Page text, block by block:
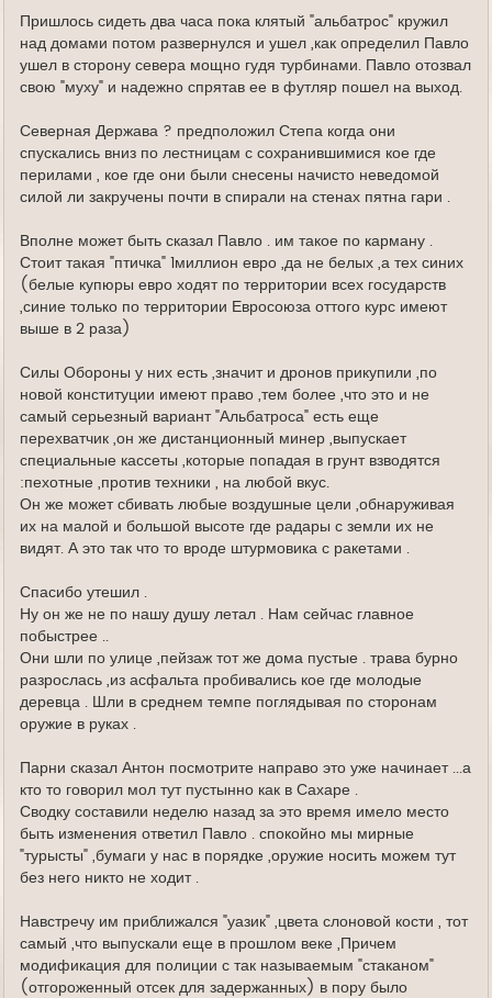
Пришлось сидеть два часа пока клятый "альбатрос" кружил
над домами потом развернулся и ушел ,как определил Павло
ушел в сторону севера мощно гудя турбинами. Павло отозвал
свою "муху" и надежно спрятав ее в футляр пошел на выход.
Северная Держава ? предположил Степа когда они
спускались вниз по лестницам с сохранившимися кое где
перилами , кое где они были снесены начисто неведомой
силой ли закручены почти в спирали на стенах пятна гари .
Вполне может быть сказал Павло . им такое по карману .
Стоит такая "птичка" 1миллион евро ,да не белых ,а тех синих
(белые купюры евро ходят по территории всех государств
,синие только по территории Евросоюза оттого курс имеют
выше в 2 раза)
Силы Обороны у них есть ,значит и дронов прикупили ,по
новой конституции имеют право ,тем более ,что это и не
самый серьезный вариант "Альбатроса" есть еще
перехватчик ,он же дистанционный минер ,выпускает
специальные кассеты ,которые попадая в грунт взводятся
:пехотные ,против техники , на любой вкус.
Он же может сбивать любые воздушные цели ,обнаруживая
их на малой и большой высоте где радары с земли их не
видят. А это так что то вроде штурмовика с ракетами .
Спасибо утешил .
Ну он же не по нашу душу летал . Нам сейчас главное
побыстрее ..
Они шли по улице ,пейзаж тот же дома пустые . трава бурно
разрослась ,из асфальта пробивались кое где молодые
деревца . Шли в среднем темпе поглядывая по сторонам
оружие в руках .
Парни сказал Антон посмотрите направо это уже начинает ...а
кто то говорил мол тут пустынно как в Сахаре .
Сводку составили неделю назад за это время имело место
быть изменения ответил Павло . спокойно мы мирные
"турысты" ,бумаги у нас в порядке ,оружие носить можем тут
без него никто не ходит .
Навстречу им приближался "уазик" ,цвета слоновой кости , тот
самый ,что выпускали еще в прошлом веке ,Причем
модификация для полиции с так называемым "стаканом"
(отгороженный отсек для задержанных) в пору было